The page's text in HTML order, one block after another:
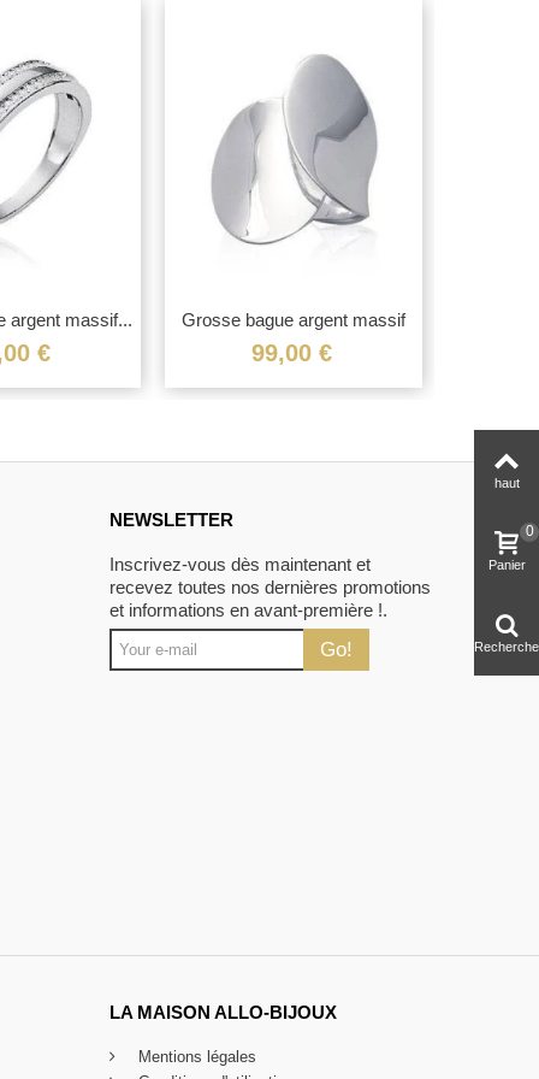
argent massif...
€
Grosse bague argent massif
large...
99,00 €
NEWSLETTER
Inscrivez-vous dès maintenant et
recevez toutes nos dernières promotions
et informations en avant-première !.
Go!
LA MAISON ALLO-BIJOUX
Mentions légales
haut
Panier
0